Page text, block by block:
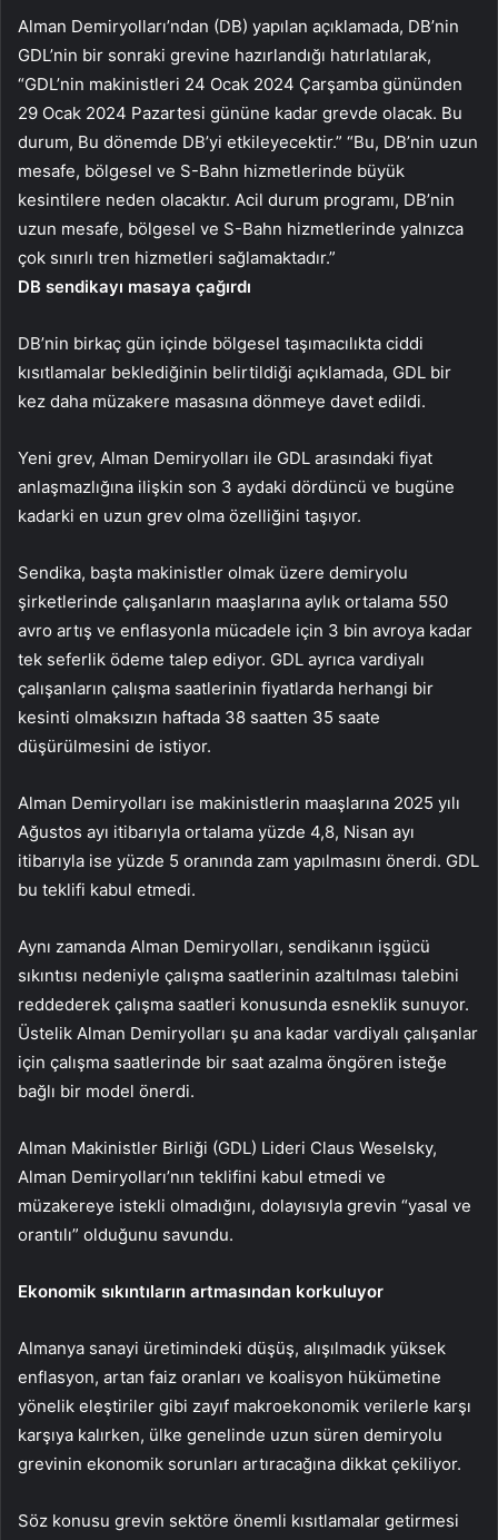
Alman Demiryolları’ndan (DB) yapılan açıklamada, DB’nin
GDL’nin bir sonraki grevine hazırlandığı hatırlatılarak,
“GDL’nin makinistleri 24 Ocak 2024 Çarşamba gününden
29 Ocak 2024 Pazartesi gününe kadar grevde olacak. Bu
durum, Bu dönemde DB’yi etkileyecektir.” “Bu, DB’nin uzun
mesafe, bölgesel ve S-Bahn hizmetlerinde büyük
kesintilere neden olacaktır. Acil durum programı, DB’nin
uzun mesafe, bölgesel ve S-Bahn hizmetlerinde yalnızca
çok sınırlı tren hizmetleri sağlamaktadır.”
DB sendikayı masaya çağırdı
DB’nin birkaç gün içinde bölgesel taşımacılıkta ciddi
kısıtlamalar beklediğinin belirtildiği açıklamada, GDL bir
kez daha müzakere masasına dönmeye davet edildi.
Yeni grev, Alman Demiryolları ile GDL arasındaki fiyat
anlaşmazlığına ilişkin son 3 aydaki dördüncü ve bugüne
kadarki en uzun grev olma özelliğini taşıyor.
Sendika, başta makinistler olmak üzere demiryolu
şirketlerinde çalışanların maaşlarına aylık ortalama 550
avro artış ve enflasyonla mücadele için 3 bin avroya kadar
tek seferlik ödeme talep ediyor. GDL ayrıca vardiyalı
çalışanların çalışma saatlerinin fiyatlarda herhangi bir
kesinti olmaksızın haftada 38 saatten 35 saate
düşürülmesini de istiyor.
Alman Demiryolları ise makinistlerin maaşlarına 2025 yılı
Ağustos ayı itibarıyla ortalama yüzde 4,8, Nisan ayı
itibarıyla ise yüzde 5 oranında zam yapılmasını önerdi. GDL
bu teklifi kabul etmedi.
Aynı zamanda Alman Demiryolları, sendikanın işgücü
sıkıntısı nedeniyle çalışma saatlerinin azaltılması talebini
reddederek çalışma saatleri konusunda esneklik sunuyor.
Üstelik Alman Demiryolları şu ana kadar vardiyalı çalışanlar
için çalışma saatlerinde bir saat azalma öngören isteğe
bağlı bir model önerdi.
Alman Makinistler Birliği (GDL) Lideri Claus Weselsky,
Alman Demiryolları’nın teklifini kabul etmedi ve
müzakereye istekli olmadığını, dolayısıyla grevin “yasal ve
orantılı” olduğunu savundu.
Ekonomik sıkıntıların artmasından korkuluyor
Almanya sanayi üretimindeki düşüş, alışılmadık yüksek
enflasyon, artan faiz oranları ve koalisyon hükümetine
yönelik eleştiriler gibi zayıf makroekonomik verilerle karşı
karşıya kalırken, ülke genelinde uzun süren demiryolu
grevinin ekonomik sorunları artıracağına dikkat çekiliyor.
Söz konusu grevin sektöre önemli kısıtlamalar getirmesi